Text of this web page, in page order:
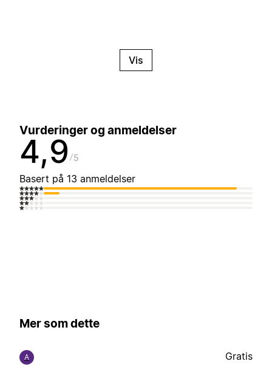
Vis
Vurderinger og anmeldelser
4,9 5
Basert på 13 anmeldelser
Mer som dette
A Gratis